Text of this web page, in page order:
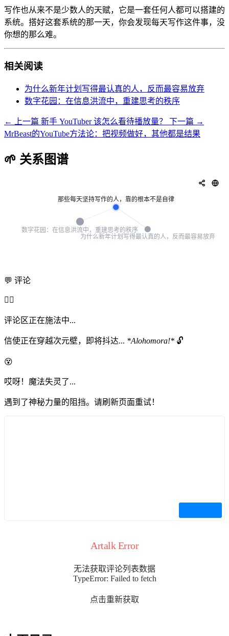
写作也从来不是少数人的天赋，它是一套任何人都可以搭建的
系统。搭好这套系统的那一天，你会发现每天写作这件事，没
你想的那么难。
相关阅读
为什么新年计划写得最认真的人，反而最容易放弃
数字花园：在信息洪流中，重建思考的秩序
← 上一篇 新手 YouTuber 该怎么看待播放量？
下一篇 →
MrBeast的YouTube方法论：把视频做好，其他都是结果
🌱 关系图谱
💬 评论
🧙‍♂️
评论区正在施法中...
信使正在穿越次元壁，即将抖达... *Alohomora!* 🔓
😵
哎呀！魔法失灵了...
遇到了神秘力量的阻挡。请刷新页面重试！
Artalk Error
无法获取评论列表数据
TypeError: Failed to fetch
点击重新获取